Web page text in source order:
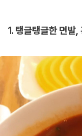
1. 탱글탱글한 면발,